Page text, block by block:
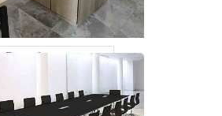
Все работы